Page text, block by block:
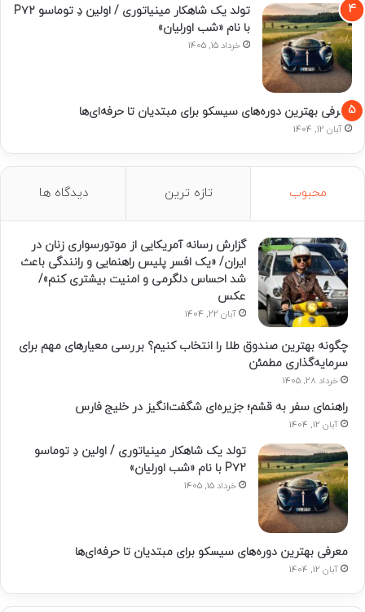
تولد یک شاهکار مینیاتوری / اولین دِ توماسو P۷۲
با نام «شب اورلیان»
خرداد 15, 1405
معرفی بهترین دوره‌های سیسکو برای مبتدیان تا حرفه‌ای‌ها
آبان 12, 1404
محبوب تازه ترین دیدگاه ها
گزارش رسانه آمریکایی از موتورسواری زنان در
ایران/ «یک افسر پلیس راهنمایی و رانندگی باعث
شد احساس دلگرمی و امنیت بیشتری کنم»/
عکس
آبان 22, 1404
چگونه بهترین صندوق طلا را انتخاب کنیم؟ بررسی معیارهای مهم برای
سرمایه‌گذاری مطمئن
خرداد 28, 1405
راهنمای سفر به قشم؛ جزیره‌ای شگفت‌انگیز در خلیج فارس
آبان 12, 1404
تولد یک شاهکار مینیاتوری / اولین دِ توماسو
P۷۲ با نام «شب اورلیان»
خرداد 15, 1405
معرفی بهترین دوره‌های سیسکو برای مبتدیان تا حرفه‌ای‌ها
آبان 12, 1404